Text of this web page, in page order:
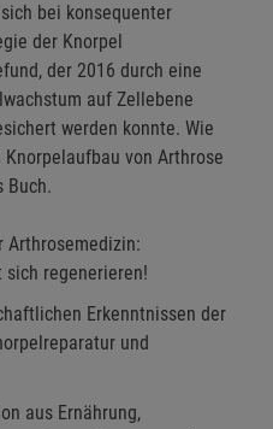
bei konsequenter
der Knorpel
der 2016 durch eine
auf Zellebene
werden konnte. Wie
von Arthrose
Buch.
Arthrosemedizin:
sich regenerieren!
Erkenntnissen der
und
aus Ernährung,